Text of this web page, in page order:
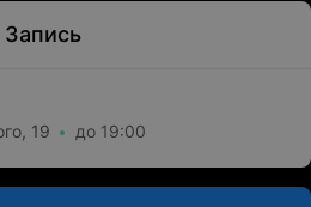
Запись
19 до 19:00